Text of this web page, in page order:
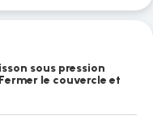
sous pression
le couvercle et